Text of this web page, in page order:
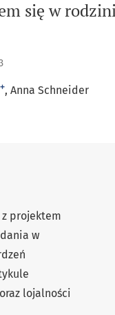
się w
+ Anna Schneider
projektem
w
lojalności